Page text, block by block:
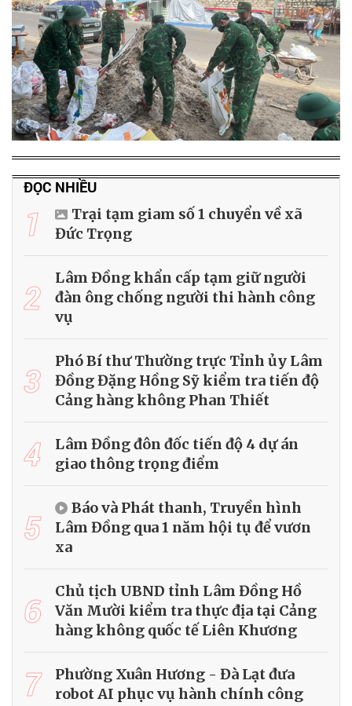
ĐỌC NHIỀU
1
Trại tạm giam số 1 chuyển về xã
Đức Trọng
2
Lâm Đồng khẩn cấp tạm giữ người
đàn ông chống người thi hành công
vụ
3
Phó Bí thư Thường trực Tỉnh ủy Lâm
Đồng Đặng Hồng Sỹ kiểm tra tiến độ
Cảng hàng không Phan Thiết
4
Lâm Đồng đôn đốc tiến độ 4 dự án
giao thông trọng điểm
5
Báo và Phát thanh, Truyền hình
Lâm Đồng qua 1 năm hội tụ để vươn
xa
6
Chủ tịch UBND tỉnh Lâm Đồng Hồ
Văn Mười kiểm tra thực địa tại Cảng
hàng không quốc tế Liên Khương
7
Phường Xuân Hương - Đà Lạt đưa
robot AI phục vụ hành chính công